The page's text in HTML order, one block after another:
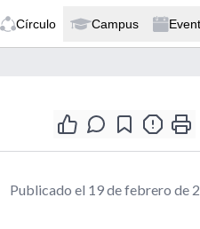
Círculo Campus
Publicado el 19 de febrero de